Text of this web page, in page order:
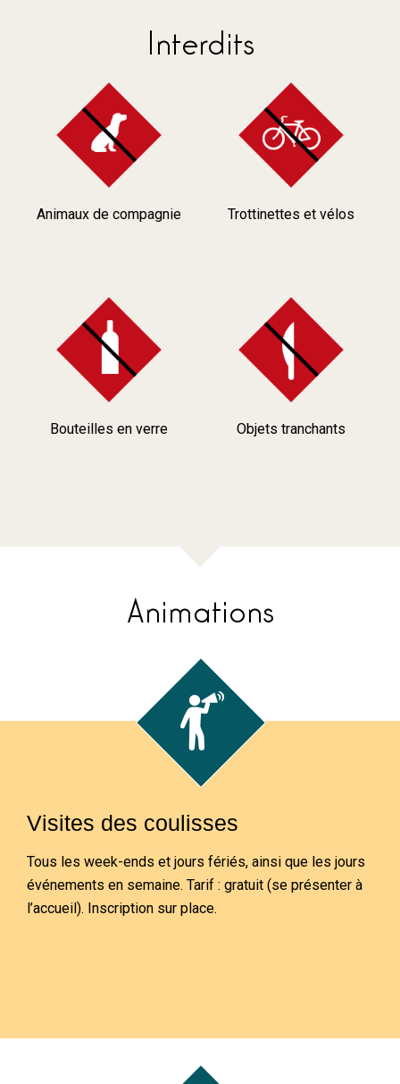
Interdits
Animaux de compagnie Trottinettes et vélos
Bouteilles en verre Objets tranchants
Animations
Visites des coulisses
Tous les week-ends et jours fériés, ainsi que les jours
événements en semaine. Tarif : gratuit (se présenter à
l’accueil). Inscription sur place.